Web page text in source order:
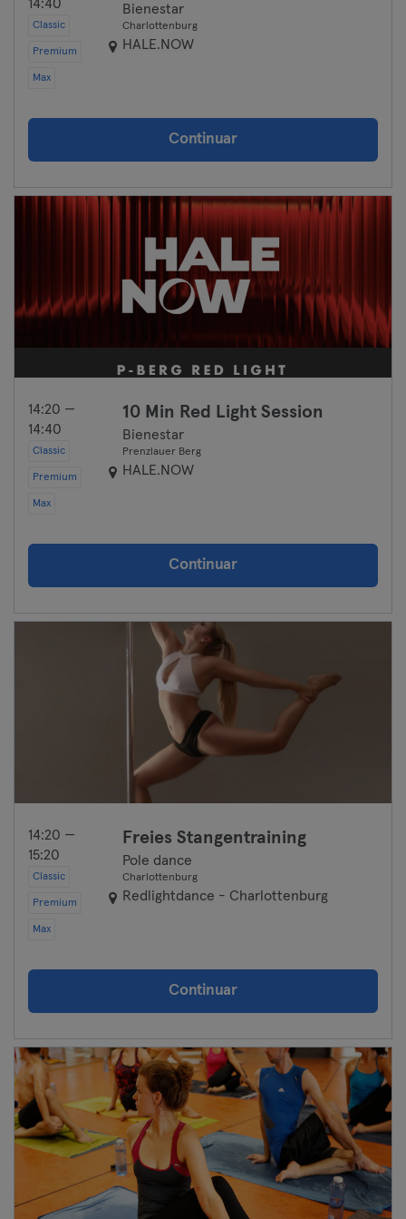
14:40
Classic
Premium
Max
Bienestar
Charlottenburg
HALE.NOW
Continuar
14:20 —
14:40
Classic
Premium
Max
10 Min Red Light Session
Bienestar
Prenzlauer Berg
HALE.NOW
Continuar
14:20 —
15:20
Classic
Premium
Max
Freies Stangentraining
Pole dance
Charlottenburg
Redlightdance - Charlottenburg
Continuar